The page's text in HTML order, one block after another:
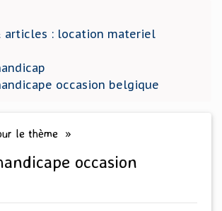
articles : location materiel
occasion belgique
le thème »